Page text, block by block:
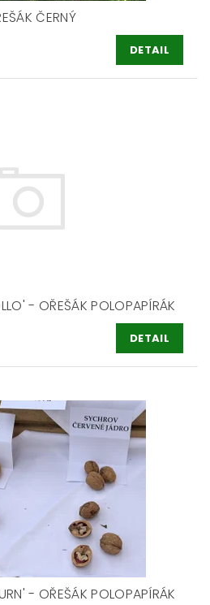
ČERNÝ
DETAIL
- OŘEŠÁK POLOPAPÍRÁK
DETAIL
- OŘEŠÁK POLOPAPÍRÁK